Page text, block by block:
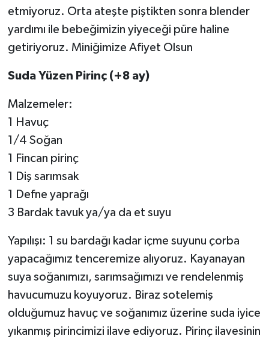
etmiyoruz. Orta ateşte piştikten sonra blender
yardımı ile bebeğimizin yiyeceği püre haline
getiriyoruz. Miniğimize Afiyet Olsun
Suda Yüzen Pirinç (+8 ay)
Malzemeler:
1 Havuç
1/4 Soğan
1 Fincan pirinç
1 Diş sarımsak
1 Defne yaprağı
3 Bardak tavuk ya/ya da et suyu
Yapılışı: 1 su bardağı kadar içme suyunu çorba
yapacağımız tenceremize alıyoruz. Kayanayan
suya soğanımızı, sarımsağımızı ve rendelenmiş
havucumuzu koyuyoruz. Biraz sotelemiş
olduğumuz havuç ve soğanımız üzerine suda iyice
yıkanmış pirincimizi ilave ediyoruz. Pirinç ilavesinin